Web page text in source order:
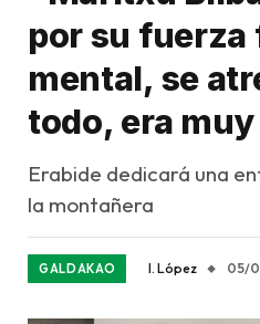
por su fuerza
mental, se
todo, era
Erabide dedicará una
la montañera
GALDAKAO I. López 05/